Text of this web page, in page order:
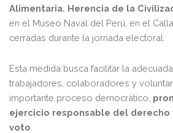
Alimentaria. Herencia de la
en el Museo Naval del Perú, en el
cerradas durante la jornada electoral.
Esta medida busca facilitar la
trabajadores, colaboradores y
importante proceso democrático,
ejercicio responsable del
voto